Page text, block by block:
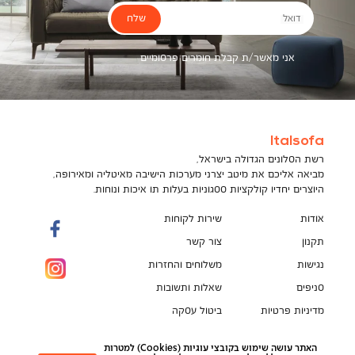
דואל
אני מאשר/ת קבלת חומרים פרסומיים
שלח
Italsofa
רשת הסלונים הגדולה בישראל,
מביאה אליכם את מיטב יצרני מערכות הישיבה מאיטליה ומאירופה,
היוצרים יחדיו קולקציות ססגוניות בעלות תו איכות ונוחות.
אודות
תקנון
נגישות
סניפים
מדיניות פרטיות
שירות לקוחות
צור קשר
משלוחים והחזרות
שאלות ותשובות
ביטול עסקה
הספה המושלמת מחכה לך!
האתר עושה שימוש בקובצי עוגיות (Cookies) למטרות